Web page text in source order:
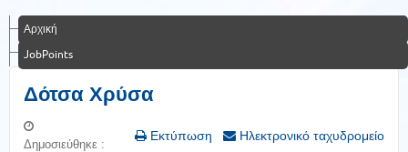
Αρχική
JobPoints
Δότσα Χρύσα
Εκτύπωση Ηλεκτρονικό ταχυδρομείο
Δημοσιεύθηκε :